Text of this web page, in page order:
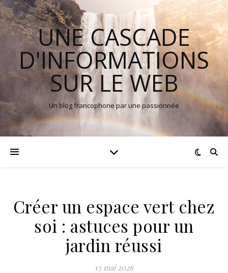
UNE CASCADE
D'INFORMATIONS
SUR LE WEB
Un blog francophone par une passionnée
Créer un espace vert chez
soi : astuces pour un
jardin réussi
13 mai 2026